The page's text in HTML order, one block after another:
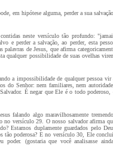
em hipótese alguma, perder a sua
neste versículo tão profundo:
e perder a salvação, ao perder, esta
palavras de Jesus, que afirma
qualquer possibilidade de suas ovelhas
a impossibilidade de qualquer pessoa vir
do Senhor: nem familiares, nem
É negar que Ele é o todo poderoso,
falando algo maravilhosamente
no versículo 29. O nosso salvador afirma
Estamos duplamente guardados pelo
tão poderosa? E no versículo 30, Ele
(gostaria que você analisasse